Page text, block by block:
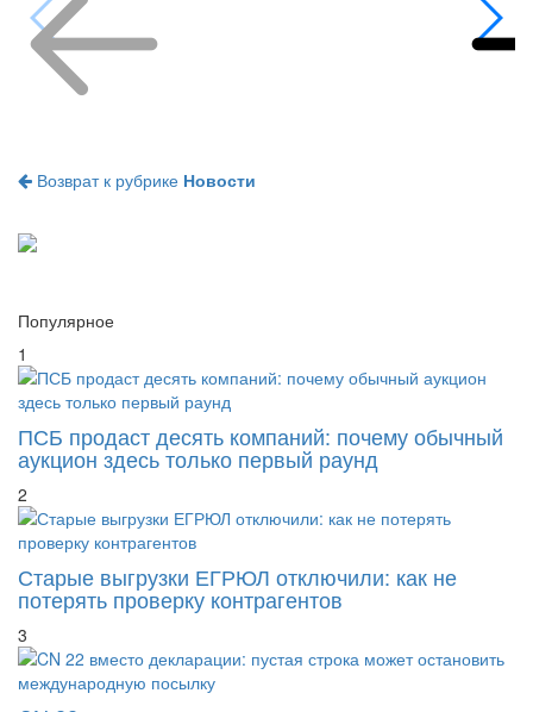
1
ПСБ продаст десять компаний: почему обычный
аукцион здесь только первый раунд
2
Старые выгрузки ЕГРЮЛ отключили: как не
потерять проверку контрагентов
3
CN 22 вместо декларации: пустая строка может